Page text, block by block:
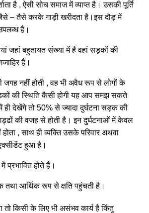
है , ऐसी सोच समाज में व्याप्त है। उसकी पूर्ति
– तैसे करके गाड़ी खरीदता है।इस दौड़ में
है।
जहां बहुतायत संख्या में है वहां सड़कों की
है।
नहीं होती , वह भी अवैध रूप से लोगों के
की स्थिति कैसी होगी यह आप समझ सकते
ही देखेंगे तो 50% से ज्यादा दुर्घटना सड़क की
की वजह से होती है। इन दुर्घटनाओं में केवल
, साथ ही व्यक्ति उसके परिवार अथवा
एक्सीडेंट हुआ है।
प्रभावित होते हैं।
तथा आर्थिक रूप से क्षति पहुंचती है।
तो किसी के लिए भी असंभव कार्य है किंतु